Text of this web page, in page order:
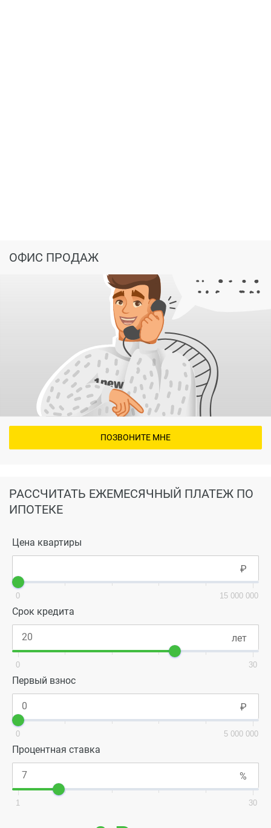
РАССЧИТАТЬ ЕЖЕМЕСЯЧНЫЙ ПЛАТЕЖ ПО
ИПОТЕКЕ
Цена квартиры
0 15 000 000
Срок кредита
0 30
Первый взнос
0 5 000 000
Процентная ставка
1 30
ОФИС ПРОДАЖ
ПОЗВОНИТЕ МНЕ